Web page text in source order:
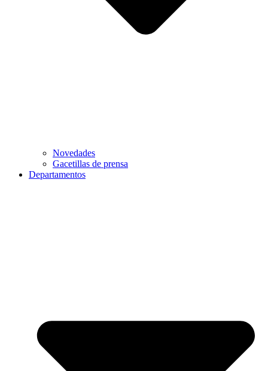
Novedades
Gacetillas de prensa
Departamentos